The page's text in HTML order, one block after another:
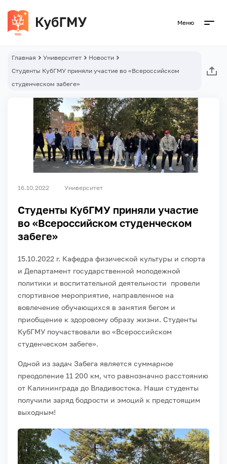
Меню
Главная Университет
Новости
Студенты КубГМУ приняли участие во «Всероссийском
студенческом забеге»
16.10.2022 Университет
Студенты КубГМУ приняли участие
во «Всероссийском студенческом
забеге»
15.10.2022 г. Кафедра физической культуры и спорта
и Департамент государственной молодежной
политики и воспитательной деятельности провели
спортивное мероприятие, направленное на
вовлечение обучающихся в занятия бегом и
приобщение к здоровому образу жизни. Студенты
КубГМУ поучаствовали во «Всероссийском
студенческом забеге».
Одной из задач Забега является суммарное
преодоление 11 200 км, что равнозначно расстоянию
от Калининграда до Владивостока. Наши студенты
получили заряд бодрости и эмоций к предстоящим
выходным!